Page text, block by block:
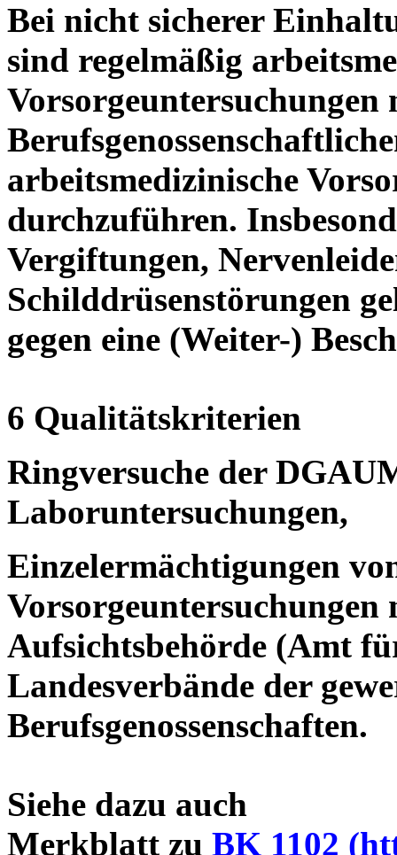
Bei nicht sicherer
sind regelmäßig
Vorsorgeuntersuchungen
arbeitsmedizinische
durchzuführen.
Vergiftungen,
Schilddrüsenstörungen
gegen eine (Weiter-)
6 Qualitätskriterien
Ringversuche der
Laboruntersuchungen,
Einzelermächtigungen
Vorsorgeuntersuchungen
Aufsichtsbehörde (Amt
Landesverbände der
Berufsgenossenschaften.
Siehe dazu auch
Merkblatt zu BK 1102